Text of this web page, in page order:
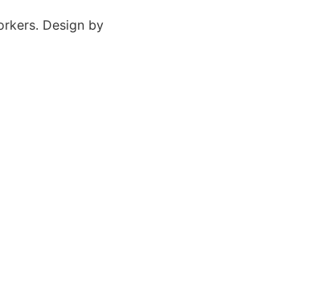
Design by